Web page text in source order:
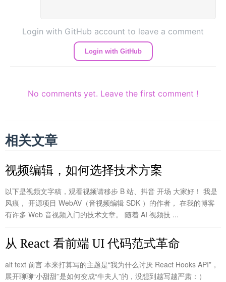
Login with GitHub account to leave a comment
Login with GitHub
No comments yet. Leave the first comment !
相关文章
视频编辑，如何选择技术方案
以下是视频文字稿，观看视频请移步 B 站、抖音 开场 大家好！ 我是
风痕， 开源项目 WebAV（音视频编辑 SDK ）的作者， 在我的博客
有许多 Web 音视频入门的技术文章。 随着 AI 视频技 ...
从 React 看前端 UI 代码范式革命
alt text 前言 本来打算写的主题是“我为什么讨厌 React Hooks API”，
展开聊聊“小甜甜”是如何变成“牛夫人”的，没想到越写越严肃：）